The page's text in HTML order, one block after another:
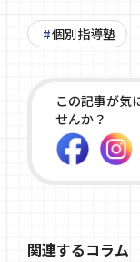
個別指導塾
この記事が気
せんか？
関連するコラム